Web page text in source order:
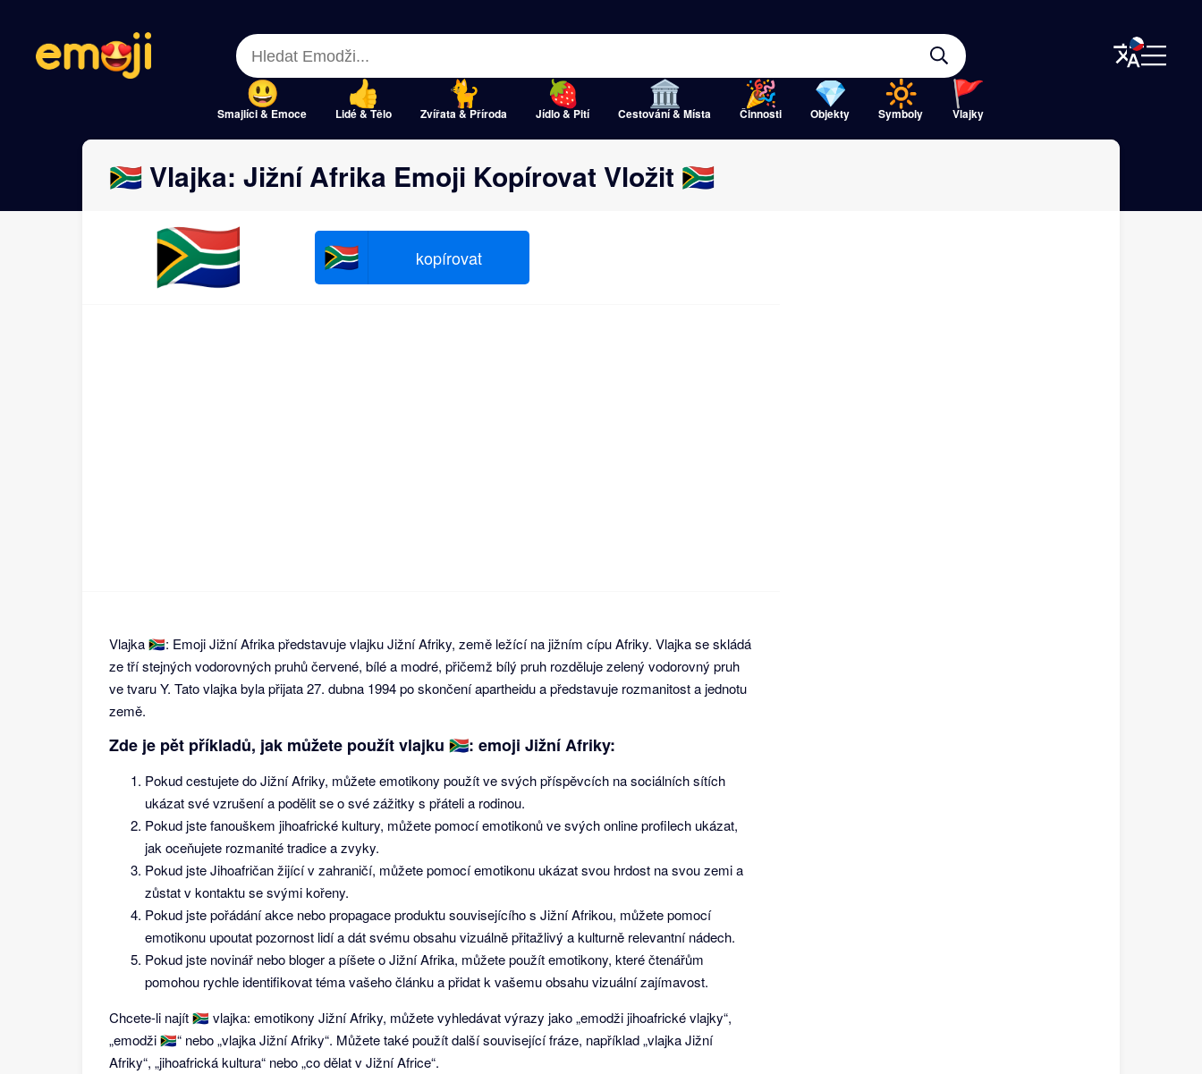
Smajlíci & Emoce Lidé & Tělo Zvířata & Příroda Jídlo & Pití Cestování & Místa Činnosti Objekty Symboly Vlajky
Close
Close
🇿🇦 Vlajka: Jižní Afrika Emoji Kopírovat Vložit 🇿🇦
🇿🇦 🇿🇦 kopírovat
Vlajka 🇿🇦: Emoji Jižní Afrika představuje vlajku Jižní Afriky, země ležící na jižním cípu Afriky. Vlajka se skládá
ze tří stejných vodorovných pruhů červené, bílé a modré, přičemž bílý pruh rozděluje zelený vodorovný pruh
ve tvaru Y. Tato vlajka byla přijata 27. dubna 1994 po skončení apartheidu a představuje rozmanitost a jednotu
země.
Zde je pět příkladů, jak můžete použít vlajku 🇿🇦: emoji Jižní Afriky:
Pokud cestujete do Jižní Afriky, můžete emotikony použít ve svých příspěvcích na sociálních sítích
ukázat své vzrušení a podělit se o své zážitky s přáteli a rodinou.
Pokud jste fanouškem jihoafrické kultury, můžete pomocí emotikonů ve svých online profilech ukázat,
jak oceňujete rozmanité tradice a zvyky.
Pokud jste Jihoafričan žijící v zahraničí, můžete pomocí emotikonu ukázat svou hrdost na svou zemi a
zůstat v kontaktu se svými kořeny.
Pokud jste pořádání akce nebo propagace produktu souvisejícího s Jižní Afrikou, můžete pomocí
emotikonu upoutat pozornost lidí a dát svému obsahu vizuálně přitažlivý a kulturně relevantní nádech.
Pokud jste novinář nebo bloger a píšete o Jižní Afrika, můžete použít emotikony, které čtenářům
pomohou rychle identifikovat téma vašeho článku a přidat k vašemu obsahu vizuální zajímavost.
Chcete-li najít 🇿🇦 vlajka: emotikony Jižní Afriky, můžete vyhledávat výrazy jako „emodži jihoafrické vlajky“,
„emodži 🇿🇦“ nebo „vlajka Jižní Afriky“. Můžete také použít další související fráze, například „vlajka Jižní
Afriky“, „jihoafrická kultura“ nebo „co dělat v Jižní Africe“.